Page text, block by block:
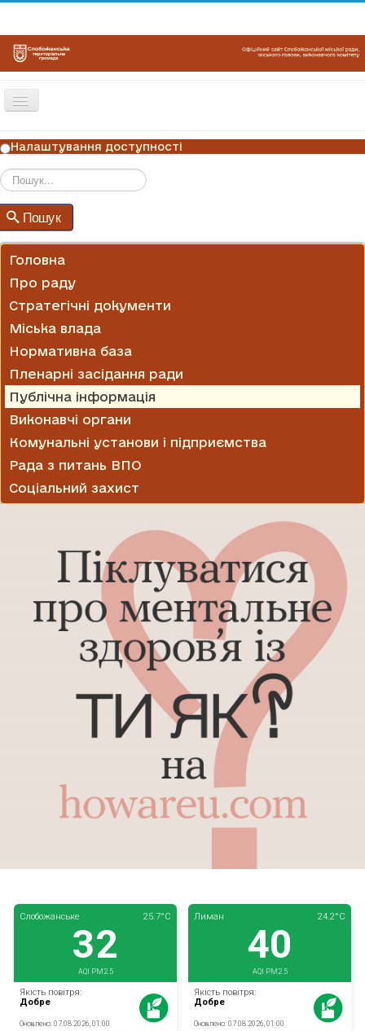
Перемикач
ГОЛОВНА
НОВИНИ
ОГОЛОШЕННЯ
ГРАФІКИ ПРИЙОМУ
Налаштування доступності
Пошук
Головна
Про раду
Стратегічні документи
Міська влада
Нормативна база
Пленарні засідання ради
Публічна інформація
Виконавчі органи
Комунальні установи і підприємства
Рада з питань ВПО
Соціальний захист